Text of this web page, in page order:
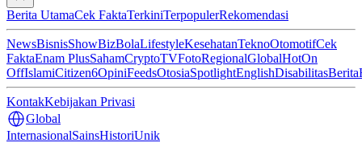
Berita UtamaCek FaktaTerkiniTerpopulerRekomendasi
NewsBisnisShowBizBolaLifestyleKesehatanTeknoOtomotifCek
FaktaEnam PlusSahamCryptoTVFotoRegionalGlobalHotOn
OffIslamiCitizen6OpiniFeedsOtosiaSpotlightEnglishDisabilitasBerita
KontakKebijakan Privasi
Global
InternasionalSainsHistoriUnik